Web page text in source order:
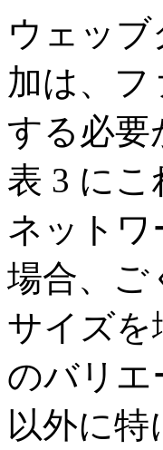
ウェッ
加は、フ
する必要
表 3 に
ネットワ
場合、ご
サイズを
のバリエ
以外に